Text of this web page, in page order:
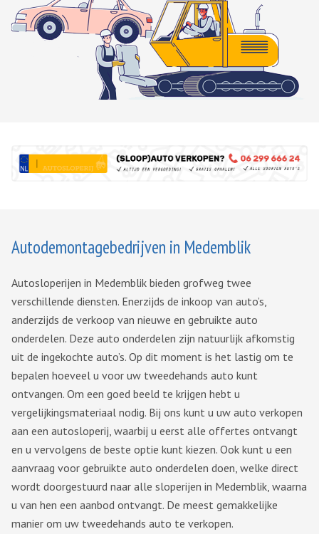
Autodemontagebedrijven in Medemblik
Autosloperijen in Medemblik bieden grofweg twee
verschillende diensten. Enerzijds de inkoop van auto’s,
anderzijds de verkoop van nieuwe en gebruikte auto
onderdelen. Deze auto onderdelen zijn natuurlijk afkomstig
uit de ingekochte auto’s. Op dit moment is het lastig om te
bepalen hoeveel u voor uw tweedehands auto kunt
ontvangen. Om een goed beeld te krijgen hebt u
vergelijkingsmateriaal nodig. Bij ons kunt u uw auto verkopen
aan een autosloperij, waarbij u eerst alle offertes ontvangt
en u vervolgens de beste optie kunt kiezen. Ook kunt u een
aanvraag voor gebruikte auto onderdelen doen, welke direct
wordt doorgestuurd naar alle sloperijen in Medemblik, waarna
u van hen een aanbod ontvangt. De meest gemakkelijke
manier om uw tweedehands auto te verkopen.